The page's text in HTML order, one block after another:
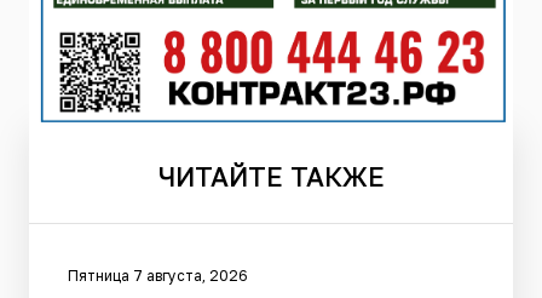
ЧИТАЙТЕ ТАКЖЕ
Пятница 7 августа, 2026